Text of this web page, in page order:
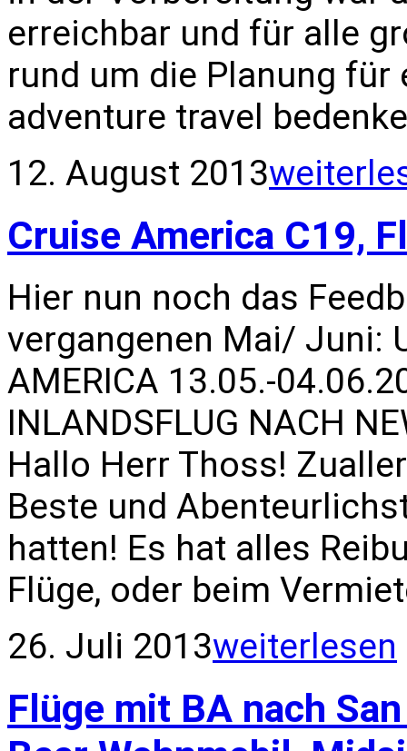
erreichbar und für alle
rund um die Planung für
adventure travel
12. August 2013
Cruise America C19,
Hier nun noch das
vergangenen Mai/ Juni:
AMERICA 13.05.-
INLANDSFLUG NACH
Hallo Herr Thoss!
Beste und
hatten! Es hat alles
Flüge, oder beim
26. Juli 2013weiterlesen
Flüge mit BA nach